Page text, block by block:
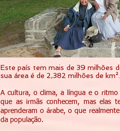
Este país tem mais de 39 milhões
sua área é de 2,382 milhões de km².
A cultura, o clima, a língua e o ritmo
que as irmãs conhecem, mas elas
aprenderam o árabe, o que
da população.